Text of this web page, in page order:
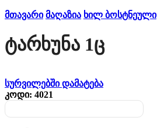
მთავარი მაღაზია ხილ ბოსტნეული
Ტარხუნა 1ც
სურვილებში დამატება
კოდი: 4021